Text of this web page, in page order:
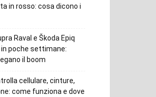
in rosso: cosa dicono i
Raval e Škoda Epiq
poche settimane:
il boom
cellulare, cinture,
come funziona e dove